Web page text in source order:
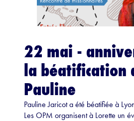
22 mai -
la béatification
Pauline
Pauline Jaricot a été béatifiée à
Les OPM organisent à Lorette un